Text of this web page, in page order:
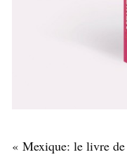
« Mexique: le livre